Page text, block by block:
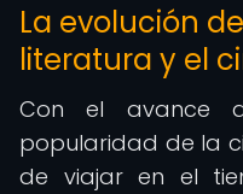
La evolución
literatura y el
Con el avance
popularidad de la
de viajar en el